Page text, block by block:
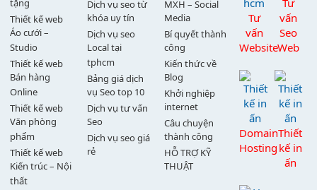
tặng
Thiết kế web
Áo cưới –
Studio
Thiết kế web
Bán hàng
Online
Thiết kế web
Văn phòng
phẩm
Thiết kế web
Kiến trúc – Nội
thất
Dịch vụ seo từ
khóa uy tín
Dịch vụ seo
Local tại
tphcm
Bảng giá dịch
vụ Seo top 10
Dịch vụ tư vấn
Seo
Dịch vụ seo giá
rẻ
MXH – Social
Media
Bí quyết thành
công
Kiến thức về
Blog
Khởi nghiệp
internet
Câu chuyện
thành công
HỖ TRỢ KỸ
THUẬT
Tư
vấn
Website
Tư
vấn
Seo
Web
Domain
Hosting
Thiết
kế in
ấn